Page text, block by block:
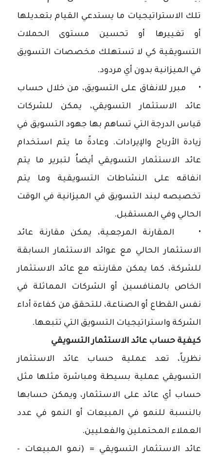
تلك الاستراتيجيات ما يستدعي القيام بتعديلها
أو تغييرها أو تحسين مستوى الحملات
التسويقية كي لا تستهلك مخصصات التسويق
في الميزانية بدون أي مردود.
• مبرر للانفاق على التسويق، من خلال حساب
عائد الاستثمار التسويقي، يمكن للشركات
قياس الدرجة التي تساهم بها جهود التسويق في
زيادة الأرباح والإيرادات. وعادةً ما يتم استخدام
عائد الاستثمار التسويقي أيضاُ لتبرير ما يتم
انفاقه على النشاطات التسويقية وما يتم
تخصيصه لبند التسويق في الميزانية في الوقت
الحالي وفي المستقبل.
• المقارنة المرجعية، يمكن مقارنة عائد
الاستثمار الحالي مع عوائد الاستثمار السابقة
للشركة، كما يمكن مقارنته مع عائد الاستثمار
الخاص بالمنافسين أو الشركات المماثلة في
نفس القطاع أو الصناعة، للتحقق من كفاءة أداء
الشركة واستراتيجيات التسويق التي تتبعها.
كيفية حساب عائد الاستثمار التسويقي
نظرياً، تعد عملية حساب عائد الاستثمار
التسويقي عملية بسيطة ومباشرة مثلها مثل
حساب أي عائد على الاستثمار، ويمكن حسابها
بالنسبة للنمو في المبيعات أو النمو في عدد
العملاء المحتملين والفعليين.
عائد الاستثمار التسويقي = (نمو المبيعات -